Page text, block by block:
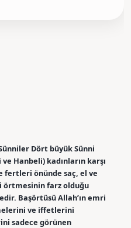
Dört büyük Sünni
Hanbeli) kadınların karşı
fertleri önünde saç, el ve
örtmesinin farz olduğu
Başörtüsü Allah’ın emri
ve iffetlerini
sadece görünen